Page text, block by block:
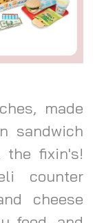
made
sandwich
fixin's!
counter
cheese